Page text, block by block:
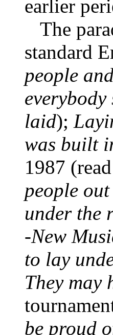
earlier
The
standard
people
everybody
laid);
was built
1987 (read
people
under the
-New
to lay
They may
be proud